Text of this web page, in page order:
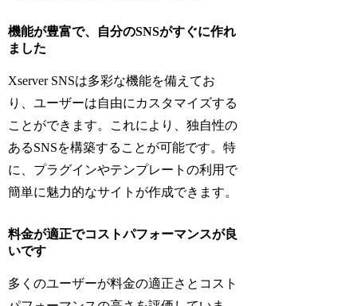
機能が豊富で、自分のSNSがすぐに作れ
ました
Xserver SNSは多彩な機能を備えてお
り、ユーザーは自由にカスタマイズする
ことができます。これにより、独自性の
あるSNSを構築することが可能です。特
に、プラグインやテンプレートの利用で
簡単に魅力的なサイトが作成できます。
料金が適正でコストパフォーマンスが良
いです
多くのユーザーが料金の適正さとコスト